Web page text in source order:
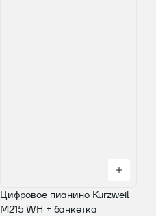
Цифровое пианино Kurzweil
M215 WH + банкетка